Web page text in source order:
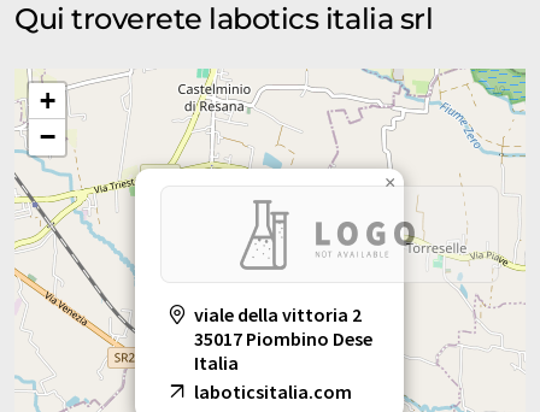
in Inglese può essere trovatoqui.
Qui troverete labotics italia srl
viale della vittoria 2
35017 Piombino Dese
Italia
laboticsitalia.com
×
+
−